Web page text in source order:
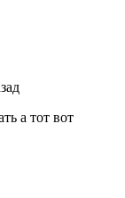
а тот вот